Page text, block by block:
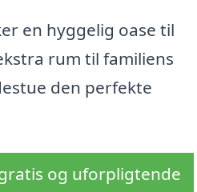
en hyggelig oase til
rum til familiens
den perfekte
og uforpligtende